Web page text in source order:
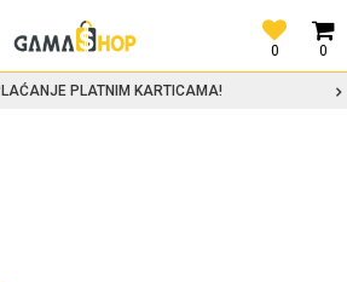
0
0
PLATNIM KARTICAMA!